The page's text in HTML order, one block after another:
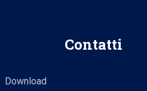
Download
Contatti